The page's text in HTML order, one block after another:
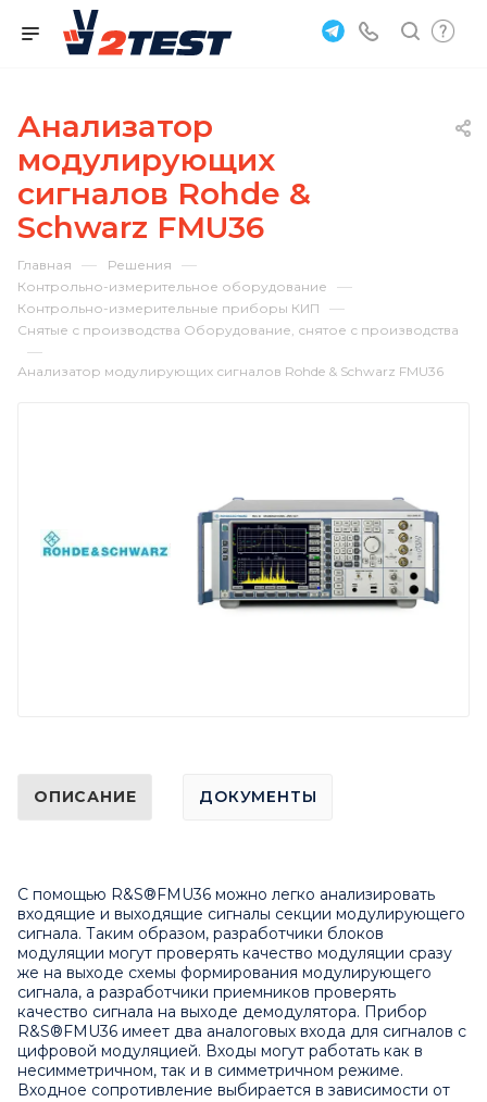
Анализатор
модулирующих
сигналов Rohde &
Schwarz FMU36
Главная — Решения —
Контрольно-измерительное оборудование —
Контрольно-измерительные приборы КИП —
Снятые с производства Оборудование, снятое с производства
—
Анализатор модулирующих сигналов Rohde & Schwarz FMU36
ОПИСАНИЕ ДОКУМЕНТЫ
С помощью R&S®FMU36 можно легко анализировать
входящие и выходящие сигналы секции модулирующего
сигнала. Таким образом, разработчики блоков
модуляции могут проверять качество модуляции сразу
же на выходе схемы формирования модулирующего
сигнала, а разработчики приемников проверять
качество сигнала на выходе демодулятора. Прибор
R&S®FMU36 имеет два аналоговых входа для сигналов с
цифровой модуляцией. Входы могут работать как в
несимметричном, так и в симметричном режиме.
Входное сопротивление выбирается в зависимости от